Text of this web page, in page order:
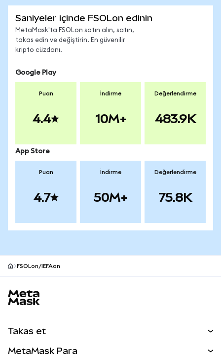
Saniyeler içinde FSOLon edinin
MetaMask'ta FSOLon satın alın, satın,
takas edin ve değiştirin. En güvenilir
kripto cüzdanı.
Google Play
Puan
4.4
İndirme
10M+
Değerlendirme
483.9K
App Store
Puan
4.7
İndirme
50M+
Değerlendirme
75.8K
FSOLon/IEFAon
Takas et
MetaMask Para